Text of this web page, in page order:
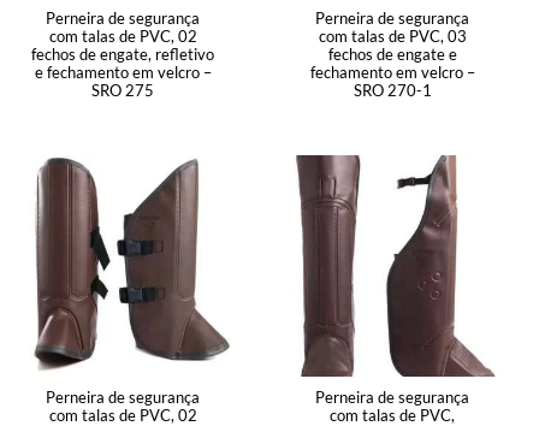
Perneira de segurança
com talas de PVC, 02
fechos de engate, refletivo
e fechamento em velcro –
SRO 275
Perneira de segurança
com talas de PVC, 03
fechos de engate e
fechamento em velcro –
SRO 270-1
Perneira de segurança
com talas de PVC, 02
Perneira de segurança
com talas de PVC,